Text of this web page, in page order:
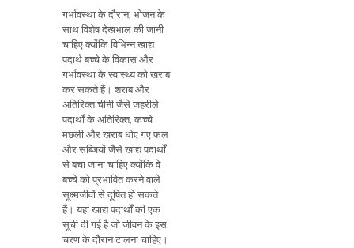
गर्भावस्था के दौरान, भोजन के
साथ विशेष देखभाल की जानी
चाहिए क्योंकि विभिन्न खाद्य
पदार्थ बच्चे के विकास और
गर्भावस्था के स्वास्थ्य को खराब
कर सकते हैं। शराब और
अतिरिक्त चीनी जैसे जहरीले
पदार्थों के अतिरिक्त, कच्चे
मछली और खराब धोए गए फल
और सब्जियों जैसे खाद्य पदार्थों
से बचा जाना चाहिए क्योंकि वे
बच्चे को प्रभावित करने वाले
सूक्ष्मजीवों से दूषित हो सकते
हैं। यहां खाद्य पदार्थों की एक
सूची दी गई है जो जीवन के इस
चरण के दौरान टालना चाहिए।